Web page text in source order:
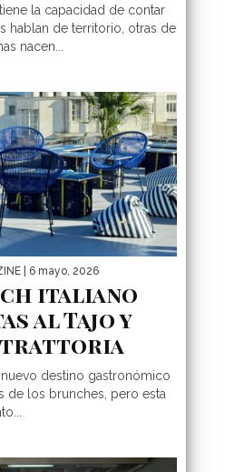
la capacidad de contar
hablan de territorio, otras de
nacen...
| 6 mayo, 2026
italiano
al Tajo y
trattoria
nuevo destino gastronómico
de los brunches, pero esta